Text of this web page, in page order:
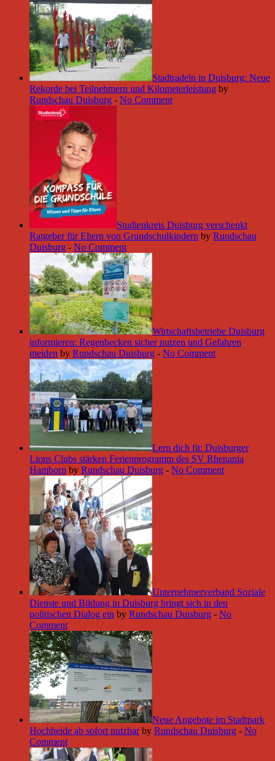
Stadtradeln in Duisburg: Neue
Rekorde bei Teilnehmern und Kilometerleistung by
Rundschau Duisburg - No Comment
Studienkreis Duisburg verschenkt
Ratgeber für Eltern von Grundschulkindern by Rundschau
Duisburg - No Comment
Wirtschaftsbetriebe Duisburg
informieren: Regenbecken sicher nutzen und Gefahren
meiden by Rundschau Duisburg - No Comment
Lern dich fit: Duisburger
Lions Clubs stärken Ferienprogramm des SV Rhenania
Hamborn by Rundschau Duisburg - No Comment
Unternehmerverband Soziale
Dienste und Bildung in Duisburg bringt sich in den
politischen Dialog ein by Rundschau Duisburg - No
Comment
Neue Angebote im Stadtpark
Hochheide ab sofort nutzbar by Rundschau Duisburg - No
Comment